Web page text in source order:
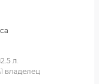
2.5 л.
1 владелец